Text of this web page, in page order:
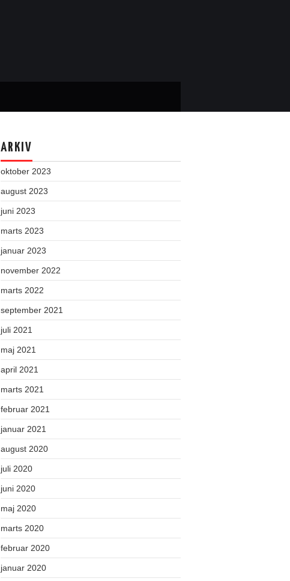
ARKIV
oktober 2023
august 2023
juni 2023
marts 2023
januar 2023
november 2022
marts 2022
september 2021
juli 2021
maj 2021
april 2021
marts 2021
februar 2021
januar 2021
august 2020
juli 2020
juni 2020
maj 2020
marts 2020
februar 2020
januar 2020